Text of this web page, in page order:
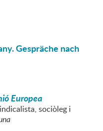
Gespräche nach
Europea
sociòleg i